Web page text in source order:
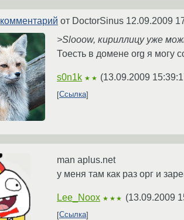
комментарий от DoctorSinus 12.09.2009
>Slooow, кириллицу уже
Тоесть в домене org я могу
s0n1k ★★ (13.09.2009
Ссылка
man aplus.net
у меня там как раз орг и
Lee_Noox ★★★ (13.09.2009
Ссылка